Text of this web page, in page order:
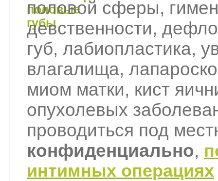
половой сферы,
девственности,
губ, лабиопластика,
влагалища,
миом матки, кист
опухолевых
проводиться под
конфиденциально,
интимных операциях